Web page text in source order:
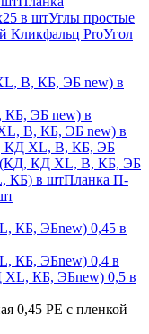
в штУглы простые
Кликфальц ProУгол
В, КБ, ЭБ new) в
ЭБ new) в
В, КБ, ЭБ new) в
КД XL, В, КБ, ЭБ
(КД, КД XL, В, КБ, ЭБ
КБ) в штПланка П-
КБ, ЭБnew) 0,45 в
КБ, ЭБnew) 0,4 в
XL, КБ, ЭБnew) 0,5 в
0,45 PE с пленкой